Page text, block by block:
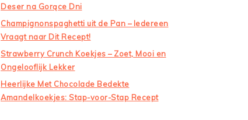
Deser na Gorące Dni
Champignonspaghetti uit de Pan – Iedereen
Vraagt naar Dit Recept!
Strawberry Crunch Koekjes – Zoet, Mooi en
Ongelooflijk Lekker
Heerlijke Met Chocolade Bedekte
Amandelkoekjes: Stap-voor-Stap Recept